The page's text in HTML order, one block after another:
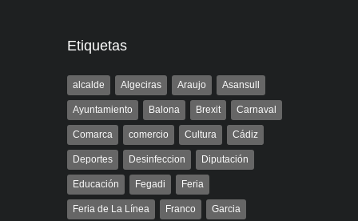
Etiquetas
alcalde Algeciras Araujo Asansull
Ayuntamiento Balona Brexit Carnaval
Comarca comercio Cultura Cádiz
Deportes Desinfeccion Diputación
Educación Fegadi Feria
Feria de La Línea Franco Garcia